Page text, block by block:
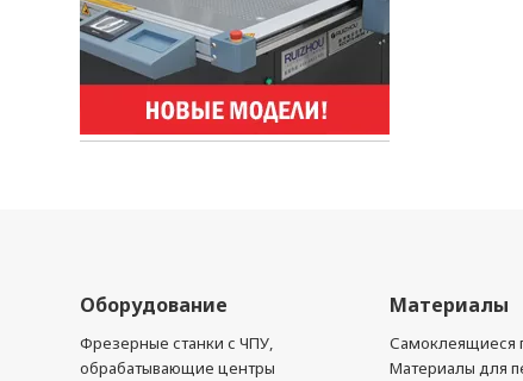
Оборудование
Фрезерные станки с ЧПУ,
обрабатывающие центры
Материалы
Самоклеящиеся
Материалы для